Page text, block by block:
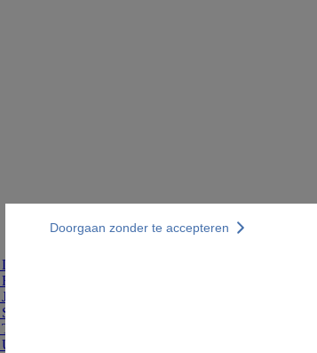
Doorgaan zonder te accepteren